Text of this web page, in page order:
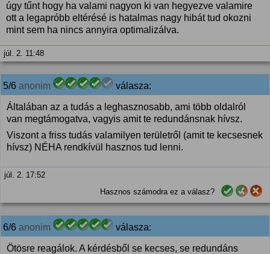
úgy tűnt hogy ha valami nagyon ki van hegyezve valamire
ott a legapróbb eltérésé is hatalmas nagy hibát tud okozni
mint sem ha nincs annyira optimalizálva.
júl. 2. 11:48
5/6 anonim válasza:
Általában az a tudás a leghasznosabb, ami több oldalról
van megtámogatva, vagyis amit te redundánsnak hívsz.
Viszont a friss tudás valamilyen területről (amit te kecsesnek
hívsz) NÉHA rendkívül hasznos tud lenni.
júl. 2. 17:52
Hasznos számodra ez a válasz?
6/6 anonim válasza:
Ötösre reagálok. A kérdésből se kecses, se redundáns